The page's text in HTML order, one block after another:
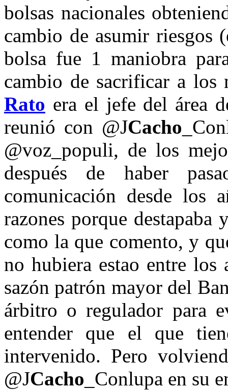
bolsas nacionales
cambio de asumir riesgos
bolsa fue 1 maniobra
cambio de sacrificar a los
Rato era el jefe del área
reunió con @JCacho
@voz_populi, de los
después de haber
comunicación desde los
razones porque destapaba
como la que comento, y
no hubiera estao entre los
sazón patrón mayor del
árbitro o regulador para
entender que el que
intervenido. Pero
@JCacho _Conlupa en su